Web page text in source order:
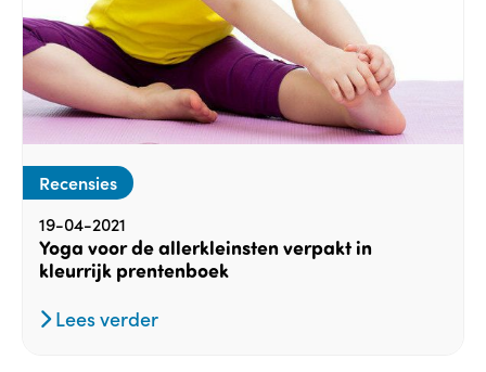
Recensies
19-04-2021
Yoga voor de allerkleinsten verpakt in
kleurrijk prentenboek
Lees verder